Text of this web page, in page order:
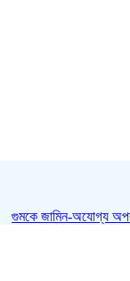
জামিন-অযোগ্য অপরাধ